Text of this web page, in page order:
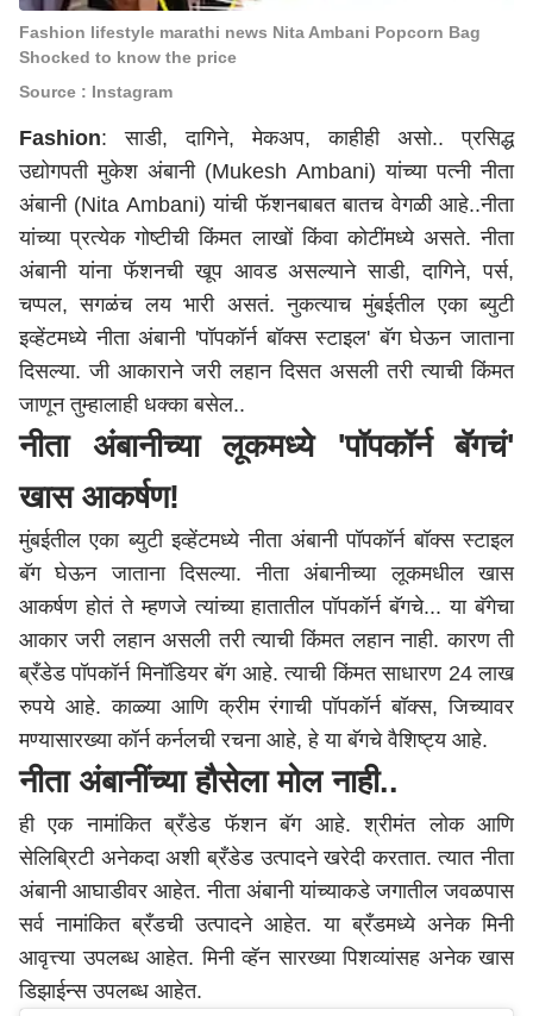
Fashion lifestyle marathi news Nita Ambani Popcorn Bag
Shocked to know the price
Source : Instagram
Fashion: साडी, दागिने, मेकअप, काहीही असो.. प्रसिद्ध
उद्योगपती मुकेश अंबानी (Mukesh Ambani) यांच्या पत्नी नीता
अंबानी (Nita Ambani) यांची फॅशनबाबत बातच वेगळी आहे..नीता
यांच्या प्रत्येक गोष्टीची किंमत लाखों किंवा कोटींमध्ये असते. नीता
अंबानी यांना फॅशनची खूप आवड असल्याने साडी, दागिने, पर्स,
चप्पल, सगळंच लय भारी असतं. नुकत्याच मुंबईतील एका ब्युटी
इव्हेंटमध्ये नीता अंबानी 'पॉपकॉर्न बॉक्स स्टाइल' बॅग घेऊन जाताना
दिसल्या. जी आकाराने जरी लहान दिसत असली तरी त्याची किंमत
जाणून तुम्हालाही धक्का बसेल..
नीता अंबानीच्या लूकमध्ये 'पॉपकॉर्न बॅगचं'
खास आकर्षण!
मुंबईतील एका ब्युटी इव्हेंटमध्ये नीता अंबानी पॉपकॉर्न बॉक्स स्टाइल
बॅग घेऊन जाताना दिसल्या. नीता अंबानीच्या लूकमधील खास
आकर्षण होतं ते म्हणजे त्यांच्या हातातील पॉपकॉर्न बॅगचे... या बॅगेचा
आकार जरी लहान असली तरी त्याची किंमत लहान नाही. कारण ती
ब्रँडेड पॉपकॉर्न मिनॉडियर बॅग आहे. त्याची किंमत साधारण 24 लाख
रुपये आहे. काळ्या आणि क्रीम रंगाची पॉपकॉर्न बॉक्स, जिच्यावर
मण्यासारख्या कॉर्न कर्नलची रचना आहे, हे या बॅगचे वैशिष्ट्य आहे.
नीता अंबानींच्या हौसेला मोल नाही..
ही एक नामांकित ब्रँडेड फॅशन बॅग आहे. श्रीमंत लोक आणि
सेलिब्रिटी अनेकदा अशी ब्रँडेड उत्पादने खरेदी करतात. त्यात नीता
अंबानी आघाडीवर आहेत. नीता अंबानी यांच्याकडे जगातील जवळपास
सर्व नामांकित ब्रँडची उत्पादने आहेत. या ब्रँडमध्ये अनेक मिनी
आवृत्त्या उपलब्ध आहेत. मिनी व्हॅन सारख्या पिशव्यांसह अनेक खास
डिझाईन्स उपलब्ध आहेत.